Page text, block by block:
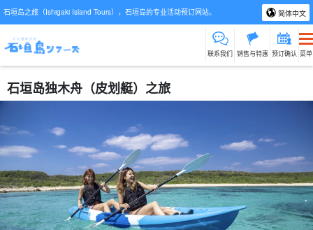
石垣岛之旅（Ishigaki Island Tours），石垣岛的专业活动预订网站。 简体中文
联系我们 销售与特惠 预订确认 菜单
石垣岛独木舟（皮划艇）之旅